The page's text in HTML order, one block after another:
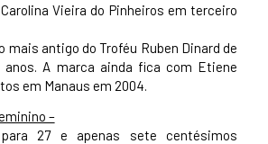
Vieira do Pinheiros em terceiro
mais antigo do Troféu Ruben Dinard de
anos. A marca ainda fica com Etiene
em Manaus em 2004.
–
27 e apenas sete centésimos